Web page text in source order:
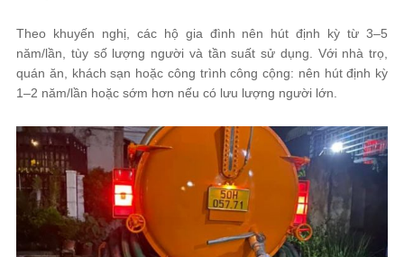
Theo khuyến nghị, các hộ gia đình nên hút định kỳ từ 3–5
năm/lần, tùy số lượng người và tần suất sử dụng. Với nhà trọ,
quán ăn, khách sạn hoặc công trình công cộng: nên hút định kỳ
1–2 năm/lần hoặc sớm hơn nếu có lưu lượng người lớn.